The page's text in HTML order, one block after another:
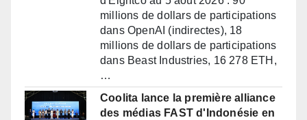
millions de dollars de participations
dans OpenAI (indirectes), 18
millions de dollars de participations
dans Beast Industries, 16 278 ETH,
…
Coolita lance la première alliance
des médias FAST d'Indonésie en